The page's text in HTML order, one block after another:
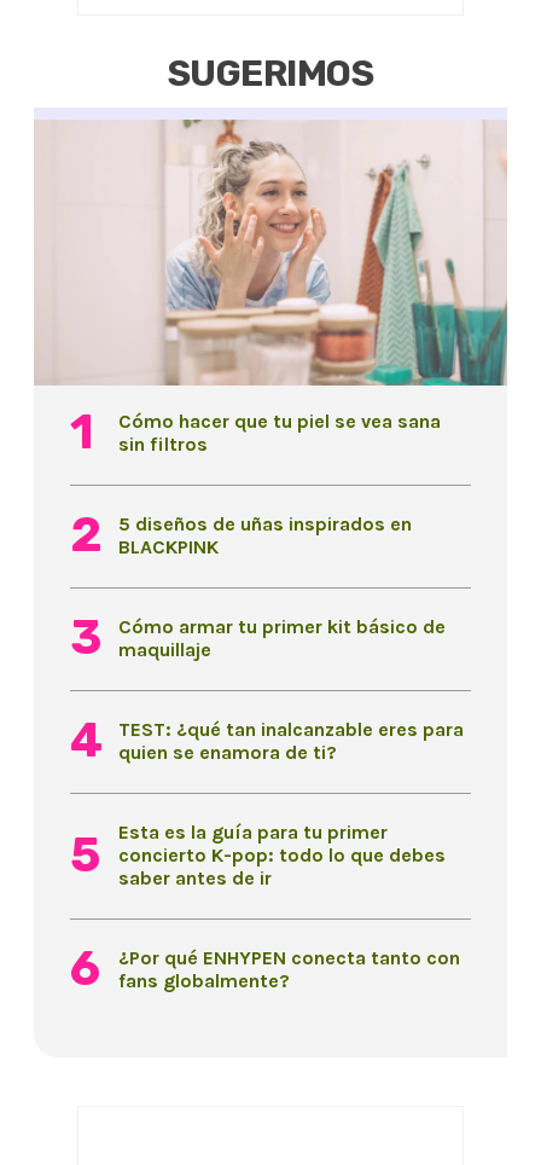
SUGERIMOS
Cómo hacer que tu piel se vea sana
sin filtros
5 diseños de uñas inspirados en
BLACKPINK
Cómo armar tu primer kit básico de
maquillaje
TEST: ¿qué tan inalcanzable eres para
quien se enamora de ti?
Esta es la guía para tu primer
concierto K-pop: todo lo que debes
saber antes de ir
¿Por qué ENHYPEN conecta tanto con
fans globalmente?